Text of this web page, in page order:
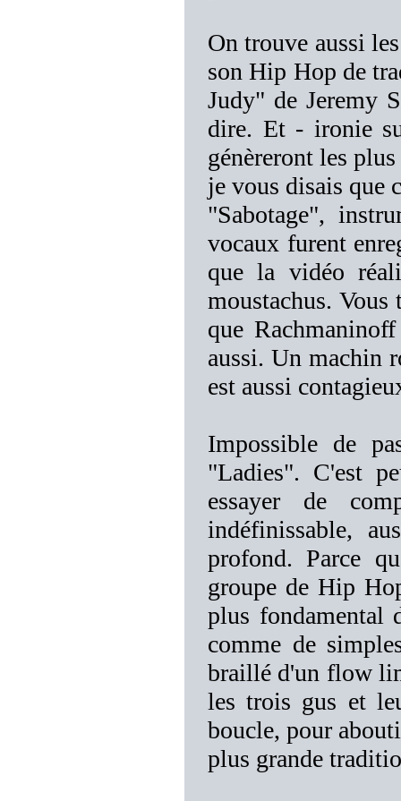
On trouve aussi
son Hip Hop de
Judy" de Jeremy
dire. Et - ironie
génèreront les
je vous disais que
"Sabotage",
vocaux furent
que la vidéo
moustachus.
que
aussi. Un machin
est aussi
Impossible de
"Ladies". C'est
essayer de
indéfinissable,
profond. Parce
groupe de Hip
plus fondamental
comme de
braillé d'un flow
les trois gus et
boucle, pour
plus grande